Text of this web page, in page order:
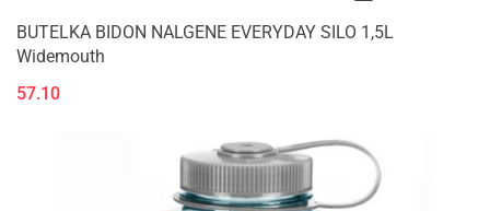
BUTELKA BIDON NALGENE EVERYDAY SILO 1,5L
Widemouth
57.10